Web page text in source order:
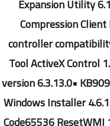
Expansion Utility
Compression
controller
Tool ActiveX Control
version 6.3.13.0•
Windows Installer